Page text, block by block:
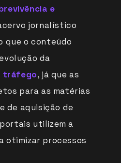
e
jornalístico
que o conteúdo
da
tráfego, já que as
para as matérias
de aquisição de
utilizem a
otimizar processos